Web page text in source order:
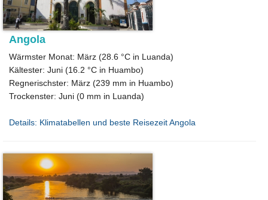
Angola
Wärmster Monat: März (28.6 °C in Luanda)
Kältester: Juni (16.2 °C in Huambo)
Regnerischster: März (239 mm in Huambo)
Trockenster: Juni (0 mm in Luanda)
Details: Klimatabellen und beste Reisezeit Angola